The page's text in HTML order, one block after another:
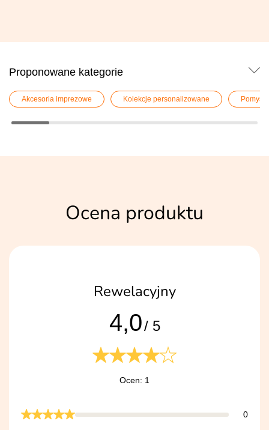
Proponowane kategorie
Akcesoria imprezowe Kolekcje personalizowane
Ocena produktu
Rewelacyjny
4,0/ 5
Ocen: 1
0